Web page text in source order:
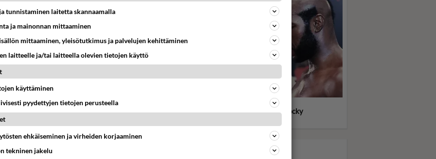
on ollut Mikko Leppilampi, kuva vuodelta 2019 MTV3
juontajaa näin:
mun saappaisiin astua tässä ohjelmassa.
Muta ehkä mä sanoisin semmoisen niinkuin,
tässä työssä on läsnäolo, kuunteleminen ja
teesejä, mitä mä teen, Pimiä listaa kolme teesiään
Stallone meinasi heittää
henkensä kuvauksissa - Rocky
tunnistaminen laitetta skannaamalla
ja mainonnan mittaaminen
mittaaminen, yleisötutkimus ja palvelujen kehittäminen
laitteelle ja/tai laitteella olevien tietojen käyttö
käyttäminen
pyydettyjen tietojen perusteella
ehkäiseminen ja virheiden korjaaminen
tekninen jakelu